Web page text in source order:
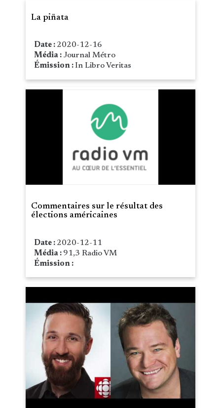
La piñata
Date : 2020-12-16
Média : Journal Métro
Émission :In Libro Veritas
Commentaires sur le résultat des
élections américaines
Date : 2020-12-11
Média : 91,3 Radio VM
Émission :